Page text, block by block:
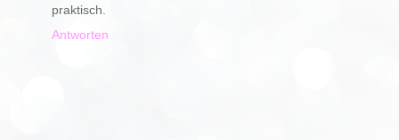
praktisch.
Antworten